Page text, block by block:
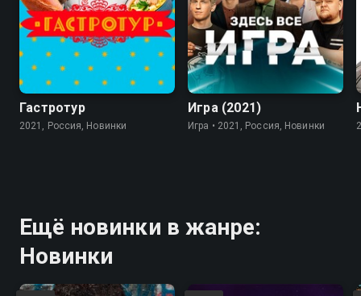
Гастротур
2021, Россия, Новинки
7.8
Игра (2021)
Игра • 2021, Россия, Новинки
Ещё новинки в жанре:
Новинки